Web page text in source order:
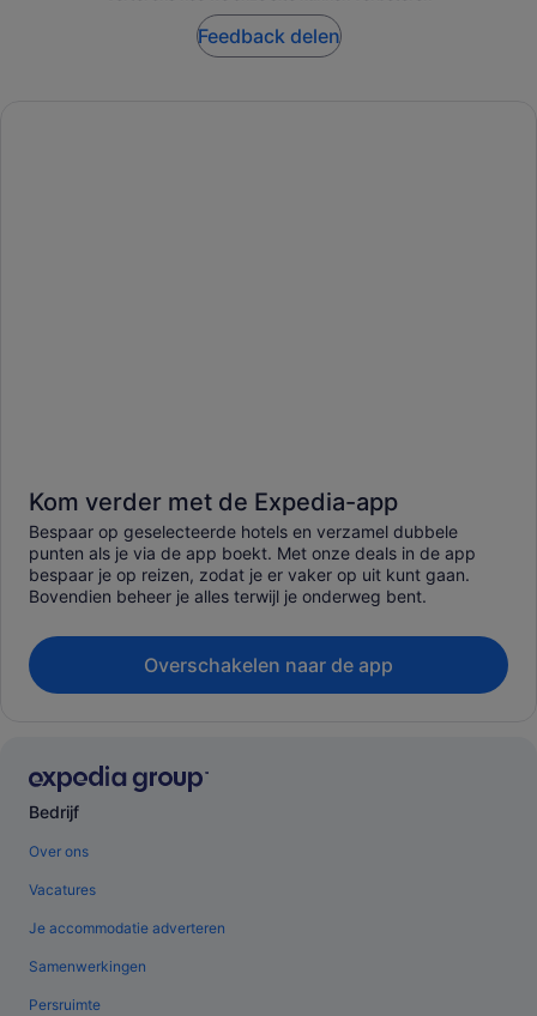
Feedback delen
Kom verder met de Expedia-app
Bespaar op geselecteerde hotels en verzamel dubbele
punten als je via de app boekt. Met onze deals in de app
bespaar je op reizen, zodat je er vaker op uit kunt gaan.
Bovendien beheer je alles terwijl je onderweg bent.
Overschakelen naar de app
Bedrijf
Over ons
Vacatures
Je accommodatie adverteren
Samenwerkingen
Persruimte